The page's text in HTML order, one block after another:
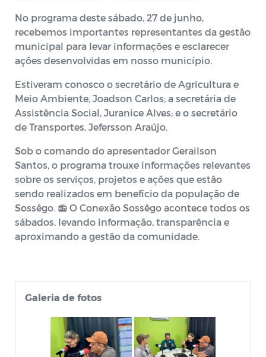
No programa deste sábado, 27 de junho,
recebemos importantes representantes da gestão
municipal para levar informações e esclarecer
ações desenvolvidas em nosso município.
Estiveram conosco o secretário de Agricultura e
Meio Ambiente, Joadson Carlos; a secretária de
Assistência Social, Juranice Alves; e o secretário
de Transportes, Jefersson Araújo.
Sob o comando do apresentador Gerailson
Santos, o programa trouxe informações relevantes
sobre os serviços, projetos e ações que estão
sendo realizados em benefício da população de
Sossêgo. 📻 O Conexão Sossêgo acontece todos os
sábados, levando informação, transparência e
aproximando a gestão da comunidade.
Galeria de fotos